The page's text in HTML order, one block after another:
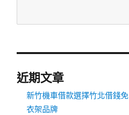
近期文章
新竹機車借款選擇竹北借錢
衣架品牌